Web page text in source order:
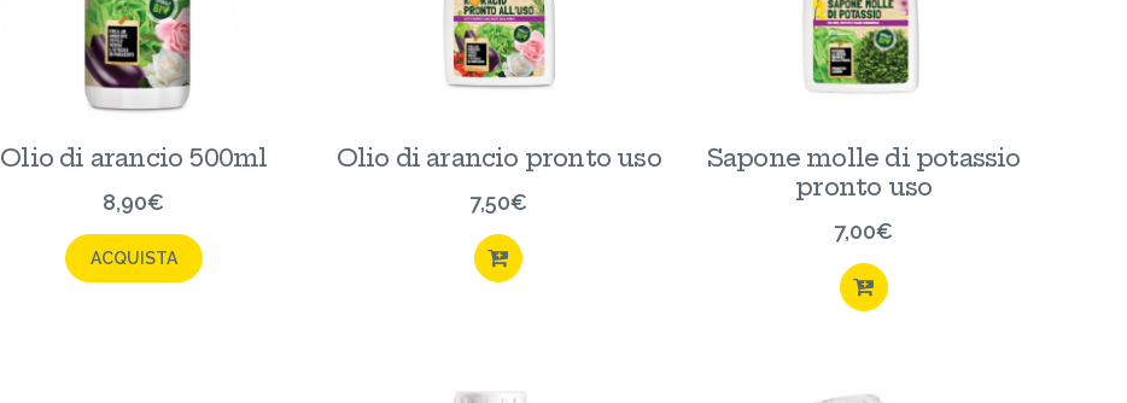
Olio di arancio 500ml
8,90€
ACQUISTA
Olio di arancio pronto uso
7,50€
Sapone molle di potassio
pronto uso
7,00€